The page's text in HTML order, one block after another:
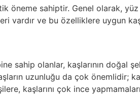
öneme sahiptir. Genel olarak,
vardır ve bu özelliklere uygun
sahip olanlar, kaşlarının doğal
uzunluğu da çok önemlidir;
kaşlarını çok ince